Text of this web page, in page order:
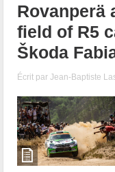
Rovanperä
field of R5
Škoda
Écrit parJean-Baptiste